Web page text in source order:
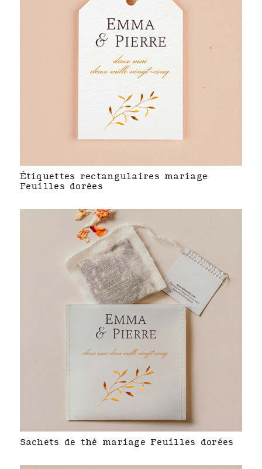
Étiquettes rectangulaires mariage
Feuilles dorées
Sachets de thé mariage Feuilles dorées